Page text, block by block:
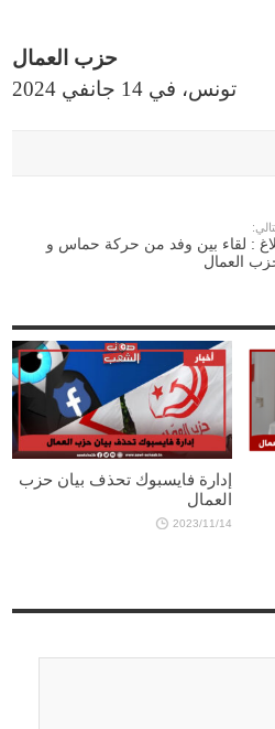
حزب العمال
تونس، في 14 جانفي 2024
: لقاء بين وفد من حركة حماس و
العمال
إدارة فايسبوك تحذف بيان حزب
العمال
2023/11/14